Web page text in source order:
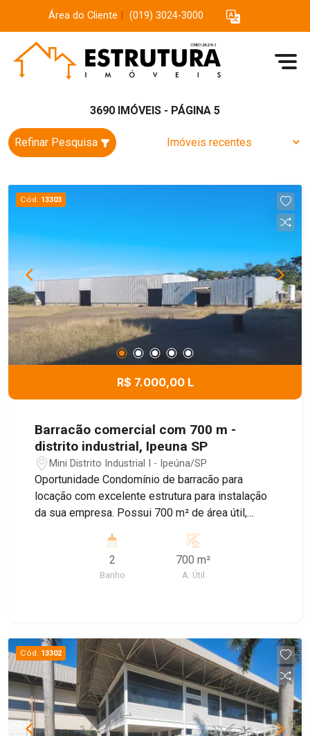
Área do Cliente (019) 3024-3000
3690 IMÓVEIS - PÁGINA 5
Refinar Pesquisa
Cód. 13303
R$ 7.000,00 L
Barracão comercial com 700 m -
distrito industrial, Ipeuna SP
Mini Distrito Industrial I - Ipeúna/SP
Oportunidade Condomínio de barracão para
locação com excelente estrutura para instalação
da sua empresa. Possui 700 m² de área útil,
operações de carga e descarga, além de espaço
para estacionamento de veículos grandes, conta
com banheiros e escritório. Compartilhe - se área
comerciais, logísticas e de armazenamento,
oferecendo praticidade, funcionalidade e ótimo
aproveitamento dos espaços. Uma excelente
oportunidade para empresas que buscam um
local amplo e bem estruturado para suas
operações.
2
Banho
700 m²
A. Útil
Cód. 13302